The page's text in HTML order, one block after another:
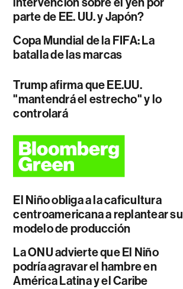
parte de EE. UU. y Japón?
Copa Mundial de la FIFA: La
batalla de las marcas
Trump afirma que EE.UU.
"mantendrá el estrecho" y lo
controlará
El Niño obliga a la caficultura
centroamericana a replantear su
modelo de producción
La ONU advierte que El Niño
podría agravar el hambre en
América Latina y el Caribe